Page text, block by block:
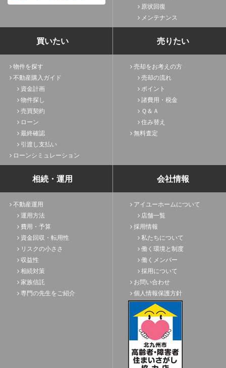
原状回復
メンテナンス
買いたい
物件を探す
不動産購入ガイド
資金計画
物件探し
売買契約
ローン
最終確認
引渡し支払い
ローンシミュレーション
売りたい
売却をお考えの方
売却の流れ
ポイント
諸費用・税金
Ｑ＆Ａ
住み替え
無料査定
相続・運用
不動産運用
運用方法
費用・予算
資金回収・転用性
リスクの小ささ
収益性
相続対策
家族信託
専門の先生をご紹介
会社情報
アイユーホームについて
店舗一覧
採用情報
私たちについて
働く環境と制度
働くメンバー
採用について
お問い合わせ
個人情報保護方針